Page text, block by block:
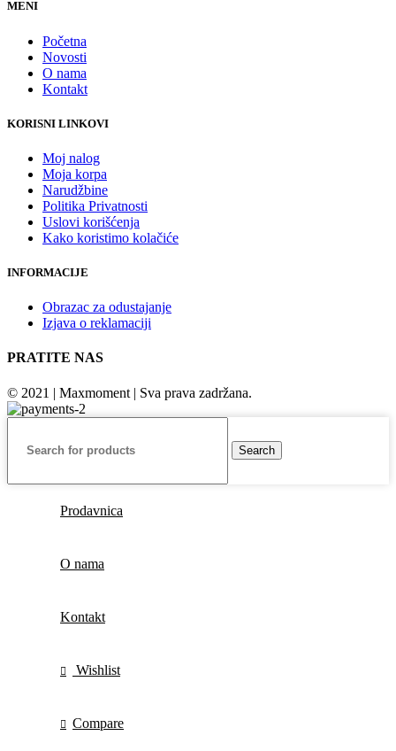
MENI
Početna
Novosti
O nama
Kontakt
KORISNI LINKOVI
Moj nalog
Moja korpa
Narudžbine
Politika Privatnosti
Uslovi korišćenja
Kako koristimo kolačiće
INFORMACIJE
Obrazac za odustajanje
Izjava o reklamaciji
PRATITE NAS
© 2021 | Maxmoment | Sva prava zadržana.
Search
Prodavnica
O nama
Kontakt
Wishlist
Compare